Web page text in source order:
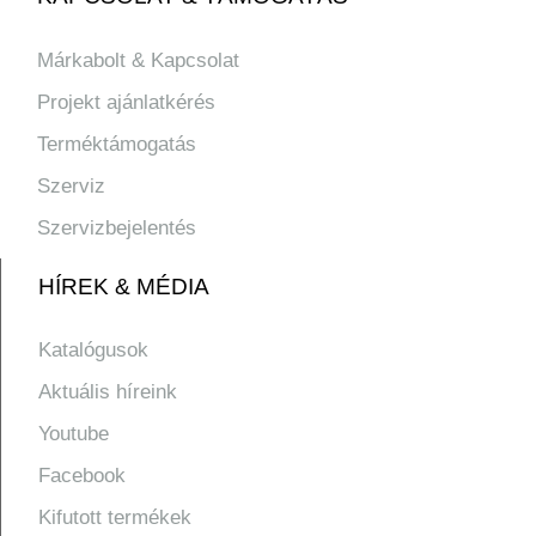
Márkabolt & Kapcsolat
Projekt ajánlatkérés
Terméktámogatás
Szerviz
Szervizbejelentés
HÍREK & MÉDIA
Katalógusok
Aktuális híreink
Youtube
Facebook
Kifutott termékek